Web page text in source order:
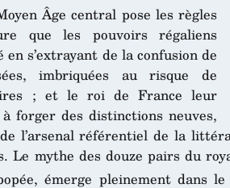
Âge central pose les règles
que les pouvoirs régaliens
s’extrayant de la confusion de
imbriquées au risque de
; et le roi de France leur
forger des distinctions neuves,
l’arsenal référentiel de la
Le mythe des douze pairs du
émerge pleinement dans